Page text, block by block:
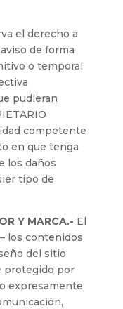
el derecho a
de forma
o temporal
pudieran
competente
en que tenga
los daños
tipo de
Y MARCA.- El
los contenidos
del sitio
protegido por
expresamente